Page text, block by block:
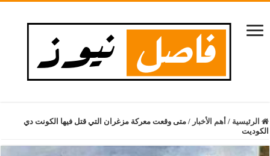
الرئيسية / أهم الأخبار / متى وقعت معركة مزغران التي قتل فيها الكونت دي
الكوديت